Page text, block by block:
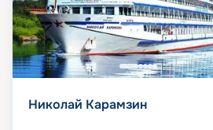
Николай Карамзин